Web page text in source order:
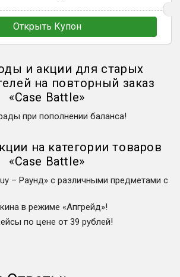
Открыть Купон
и акции для старых
на повторный заказ
«Case Battle»
при пополнении баланса!
на категории товаров
«Case Battle»
– Раунд» с различными предметами с
в режиме «Апгрейд»!
по цене от 39 рублей!